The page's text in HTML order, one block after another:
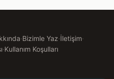
·Bizimle Yaz·İletişim·
·Kullanım Koşulları